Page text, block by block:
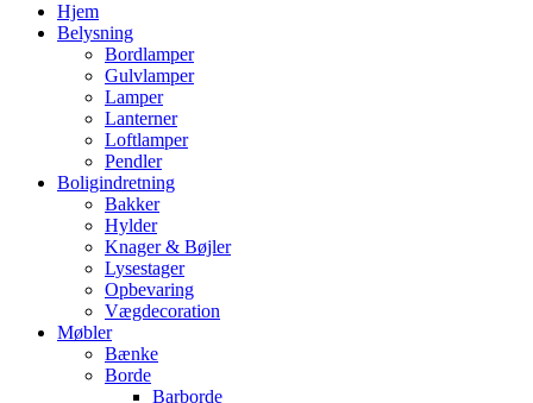
Hjem
Belysning
Bordlamper
Gulvlamper
Lamper
Lanterner
Loftlamper
Pendler
Boligindretning
Bakker
Hylder
Knager & Bøjler
Lysestager
Opbevaring
Vægdecoration
Møbler
Bænke
Borde
Barborde